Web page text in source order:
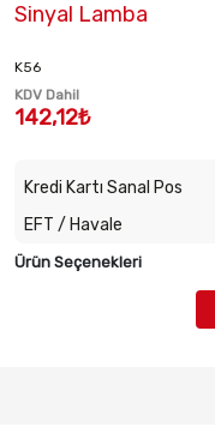
Sinyal Lamba
K56
KDV Dahil
142,12₺
Kredi Kartı Sanal Pos
EFT / Havale
Ürün Seçenekleri